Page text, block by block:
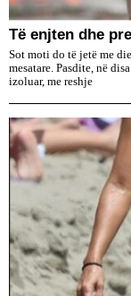
Të enjten dhe
Sot moti do të jetë me
mesatare. Pasdite, në
izoluar, me reshje